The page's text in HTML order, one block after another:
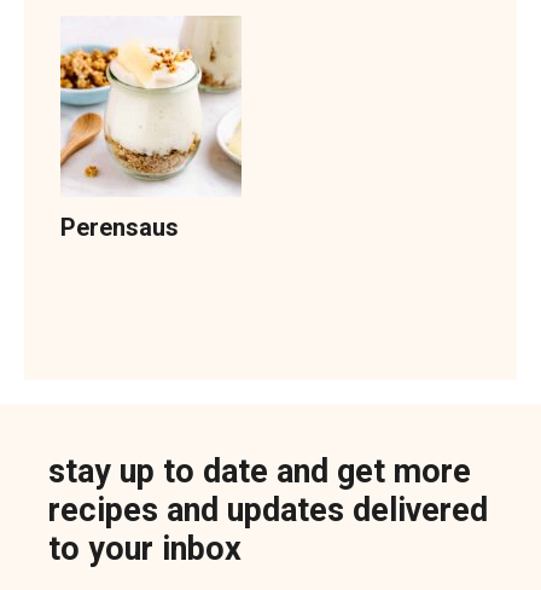
Perensaus
stay up to date and get more
recipes and updates delivered
to your inbox